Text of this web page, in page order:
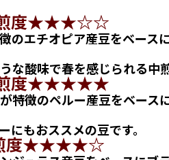
度★★★☆☆
のエチオピア産豆をベース
な酸味で春を感じられる中
度★★★★★
特徴のペルー産豆をベース
にもおススメの豆です。
度★★★★☆